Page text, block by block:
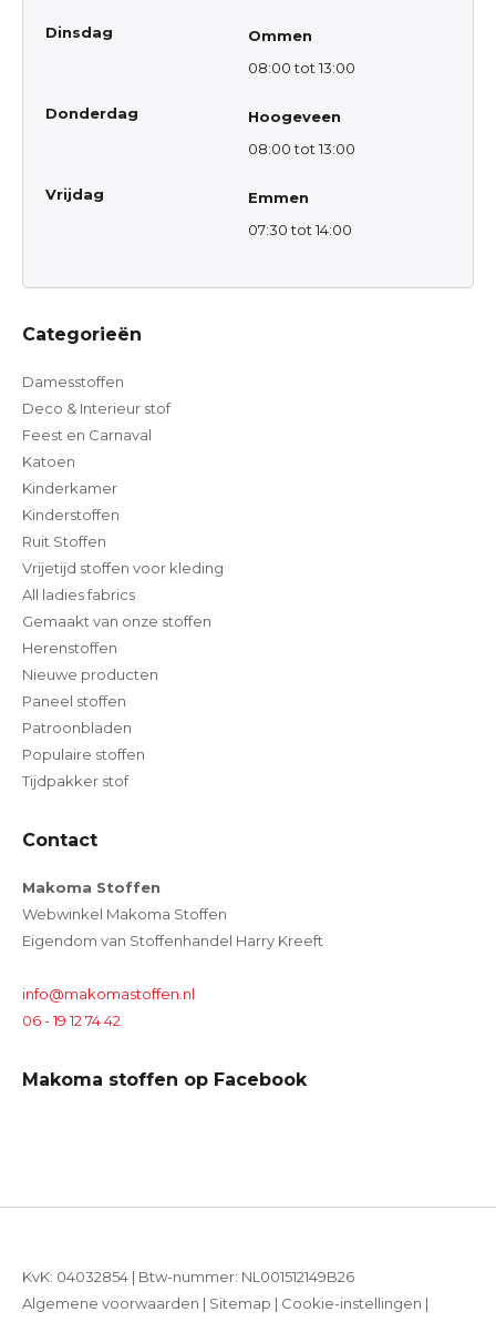
Dinsdag
Ommen
08:00 tot 13:00
Donderdag
Hoogeveen
08:00 tot 13:00
Vrijdag
Emmen
07:30 tot 14:00
Categorieën
Damesstoffen
Deco & Interieur stof
Feest en Carnaval
Katoen
Kinderkamer
Kinderstoffen
Ruit Stoffen
Vrijetijd stoffen voor kleding
All ladies fabrics
Gemaakt van onze stoffen
Herenstoffen
Nieuwe producten
Paneel stoffen
Patroonbladen
Populaire stoffen
Tijdpakker stof
Contact
Makoma Stoffen
Webwinkel Makoma Stoffen
Eigendom van Stoffenhandel Harry Kreeft
info@makomastoffen.nl
06 - 19 12 74 42
Makoma stoffen op Facebook
KvK: 04032854 | Btw-nummer: NL001512149B26
Algemene voorwaarden | Sitemap | Cookie-instellingen |